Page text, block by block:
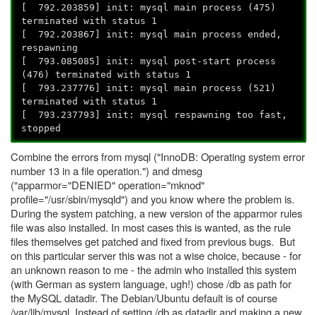
[ 792.203859] init: mysql main process (475)
terminated with status 1
[ 792.203867] init: mysql main process ended,
respawning
[ 793.085085] init: mysql post-start process
(476) terminated with status 1
[ 793.237776] init: mysql main process (521)
terminated with status 1
[ 793.237793] init: mysql respawning too fast,
stopped
Combine the errors from mysql ("InnoDB: Operating system error
number 13 in a file operation.") and dmesg
("apparmor="DENIED" operation="mknod"
profile="/usr/sbin/mysqld") and you know where the problem is.
During the system patching, a new version of the apparmor rules
file was also installed. In most cases this is wanted, as the rule
files themselves get patched and fixed from previous bugs. But
on this particular server this was not a wise choice, because - for
an unknown reason to me - the admin who installed this system
(with German as system language, ugh!) chose /db as path for
the MySQL datadir. The Debian/Ubuntu default is of course
/var/lib/mysql. Instead of setting /db as datadir and making a new